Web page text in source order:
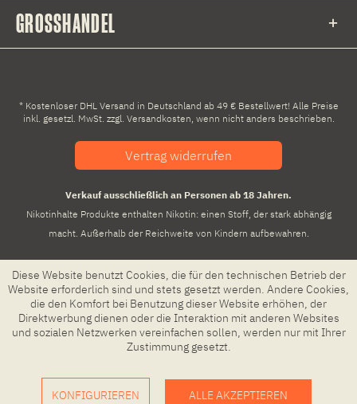
GROSSHANDEL
* Kostenloser DHL Versand in Deutschland ab 49 € Bestellwert! Alle Preise
inkl. gesetzl. MwSt. zzgl. Versandkosten, wenn nicht anders beschrieben.
Vertrag widerrufen
Verkauf ausschließlich an Personen ab 18 Jahren.
Nikotinhalte Produkte enthalten Nikotin: einen Stoff, der stark abhängig
macht. Außerhalb der Reichweite von Kindern aufbewahren.
Diese Website benutzt Cookies, die für den technischen Betrieb der
Website erforderlich sind und stets gesetzt werden. Andere Cookies,
die den Komfort bei Benutzung dieser Website erhöhen, der
Direktwerbung dienen oder die Interaktion mit anderen Websites
und sozialen Netzwerken vereinfachen sollen, werden nur mit Ihrer
Zustimmung gesetzt.
KONFIGURIEREN ALLE AKZEPTIEREN